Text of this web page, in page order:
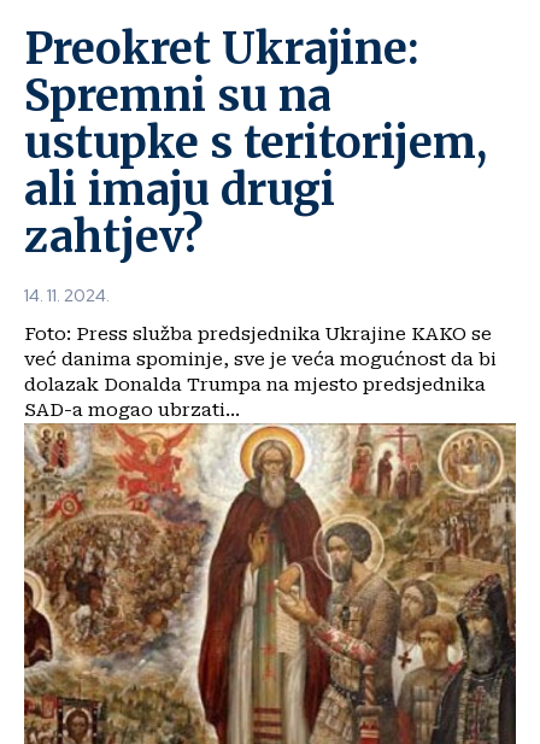
Preokret Ukrajine:
Spremni su na
ustupke s teritorijem,
ali imaju drugi
zahtjev?
14. 11. 2024.
Foto: Press služba predsjednika Ukrajine KAKO se
već danima spominje, sve je veća mogućnost da bi
dolazak Donalda Trumpa na mjesto predsjednika
SAD-a mogao ubrzati...